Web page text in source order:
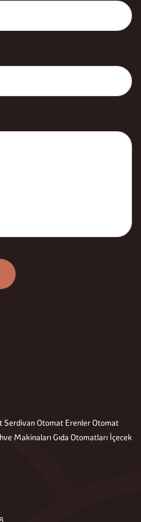
Serdivan Otomat Erenler Otomat
MakinalarıGıda Otomatları İçecek